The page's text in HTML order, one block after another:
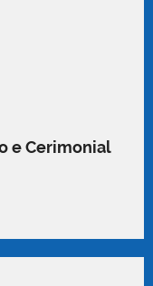
e Cerimonial